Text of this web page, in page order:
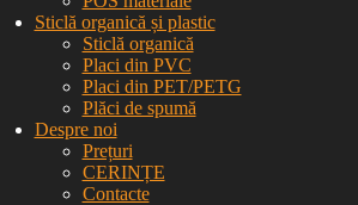
Sticlă organică și plastic
Sticlă organică
Placi din PVC
Placi din PET/PETG
Plăci de spumă
Despre noi
Prețuri
CERINȚE
Contacte